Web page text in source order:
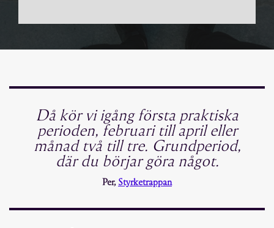
Då kör vi igång första praktiska
perioden, februari till april eller
månad två till tre. Grundperiod,
där du börjar göra något.
Per, Styrketrappan